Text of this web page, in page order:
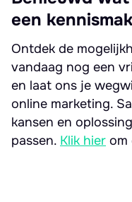
een
Ontdek de
vandaag nog een
en laat ons je
online marketing.
kansen en
passen. Klik hier om